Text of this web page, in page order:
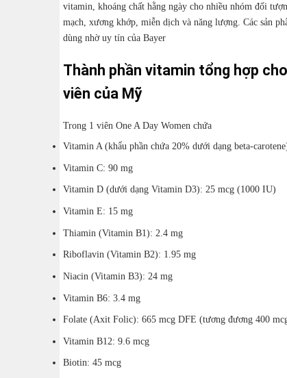
vitamin, khoáng chất hằng ngày cho nhiều nhóm đối
mạch, xương khớp, miễn dịch và năng lượng. Các sản
dùng nhờ uy tín của Bayer
Thành phần vitamin tổng hợp
viên của Mỹ
Trong 1 viên One A Day Women chứa
Vitamin A (khẩu phần chứa 20% dưới dạng beta-
Vitamin C: 90 mg
Vitamin D (dưới dạng Vitamin D3): 25 mcg (1000 IU)
Vitamin E: 15 mg
Thiamin (Vitamin B1): 2.4 mg
Riboflavin (Vitamin B2): 1.95 mg
Niacin (Vitamin B3): 24 mg
Vitamin B6: 3.4 mg
Folate (Axit Folic): 665 mcg DFE (tương đương 400
Vitamin B12: 9.6 mcg
Biotin: 45 mcg